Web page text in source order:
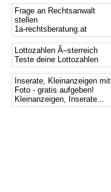
Frage an Rechtsanwalt
stellen
1a-rechtsberatung.at
Lottozahlen Ã–sterreich
Teste deine Lottozahlen
Inserate, Kleinanzeigen mit
Foto - gratis aufgeben!
Kleinanzeigen, Inserate...